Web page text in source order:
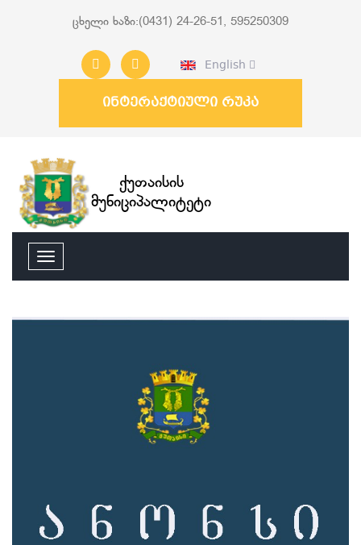
ცხელი ხაზი:(0431) 24-26-51, 595250309
English
ინტერაქტიული რუკა
ქუთაისის
მუნიციპალიტეტი